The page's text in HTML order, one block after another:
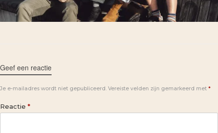
Geef een reactie
Je e-mailadres wordt niet gepubliceerd. Vereiste velden zijn gemarkeerd met *
Reactie *